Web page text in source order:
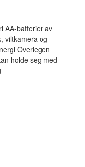
AA-batterier av
viltkamera og
Overlegen
holde seg med